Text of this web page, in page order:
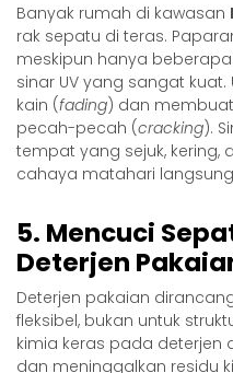
Banyak rumah di kawasan
rak sepatu di teras.
meskipun hanya
sinar UV yang sangat
kain (fading) dan
pecah-pecah (cracking).
tempat yang sejuk, kering,
cahaya matahari
5. Mencuci
Deterjen
Deterjen pakaian
fleksibel, bukan untuk
kimia keras pada deterjen
dan meninggalkan residu